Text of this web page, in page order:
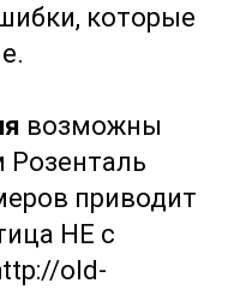
которые
возможны
Розенталь
приводит
НЕ с
old-